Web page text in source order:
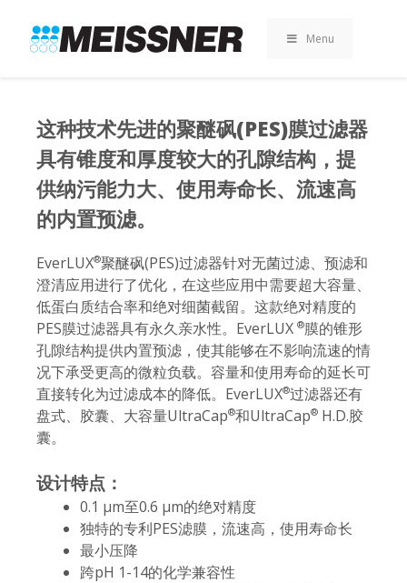
search
footer
Menu
这种技术先进的聚醚砜(PES)膜过滤器
具有锥度和厚度较大的孔隙结构，提
供纳污能力大、使用寿命长、流速高
的内置预滤。
EverLUX®聚醚砜(PES)过滤器针对无菌过滤、预滤和
澄清应用进行了优化，在这些应用中需要超大容量、
低蛋白质结合率和绝对细菌截留。这款绝对精度的
PES膜过滤器具有永久亲水性。EverLUX ®膜的锥形
孔隙结构提供内置预滤，使其能够在不影响流速的情
况下承受更高的微粒负载。容量和使用寿命的延长可
直接转化为过滤成本的降低。EverLUX®过滤器还有
盘式、胶囊、大容量UltraCap®和UltraCap® H.D.胶
囊。
设计特点：
0.1 µm至0.6 µm的绝对精度
独特的专利PES滤膜，流速高，使用寿命长
最小压降
跨pH 1-14的化学兼容性